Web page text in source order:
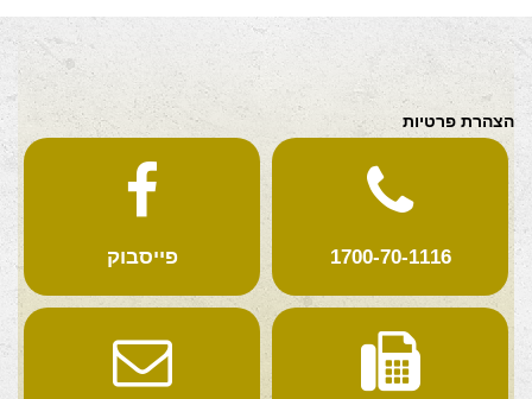
הצהרת פרטיות
1700-70-1116 פייסבוק